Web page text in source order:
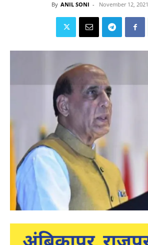
By ANIL SONI - November 12, 2021